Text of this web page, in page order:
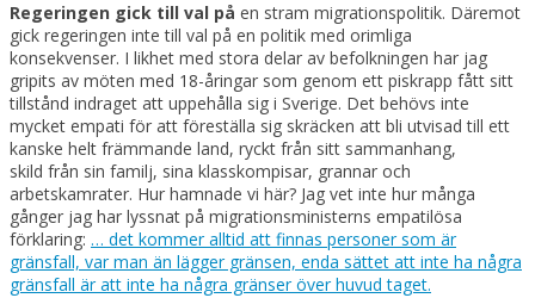
Regeringen gick till val på en stram migrationspolitik. Däremot
gick regeringen inte till val på en politik med orimliga
konsekvenser. I likhet med stora delar av befolkningen har jag
gripits av möten med 18-åringar som genom ett piskrapp fått sitt
tillstånd indraget att uppehålla sig i Sverige. Det behövs inte
mycket empati för att föreställa sig skräcken att bli utvisad till ett
kanske helt främmande land, ryckt från sitt sammanhang,
skild från sin familj, sina klasskompisar, grannar och
arbetskamrater. Hur hamnade vi här? Jag vet inte hur många
gånger jag har lyssnat på migrationsministerns empatilösa
förklaring: … det kommer alltid att finnas personer som är
gränsfall, var man än lägger gränsen, enda sättet att inte ha några
gränsfall är att inte ha några gränser över huvud taget.